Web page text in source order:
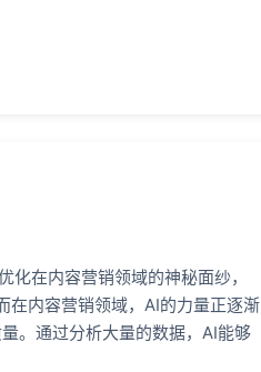
在内容营销领域的神秘面纱，
在内容营销领域，AI的力量正逐渐
。通过分析大量的数据，AI能够